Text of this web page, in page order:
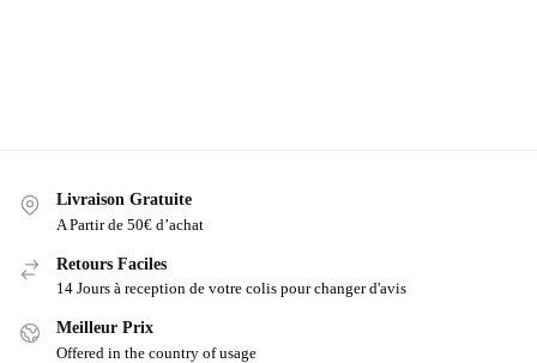
Livraison Gratuite
A Partir de 50€ d’achat
Retours Faciles
14 Jours à reception de votre colis pour changer d'avis
Meilleur Prix
Offered in the country of usage